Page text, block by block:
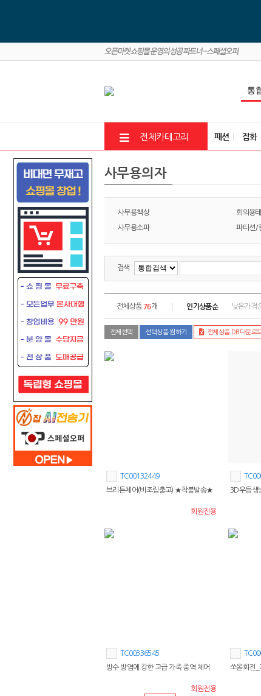
전체카테고리 패션 잡화
사무용의자
사무용책상 회의용
사무용소파 파티션/
검색
전체상품76개 인기상품순 낮은가격
전체선택 선택상품 찜하기 전체상품 DB다운로
TC00132449
브리튼체어(비조립출고) ★착불발송★
회원전용
3D우등생
TC00336545
방수 방염에 강한 고급 가죽 중역 체어
회원전용
쏘올회전_